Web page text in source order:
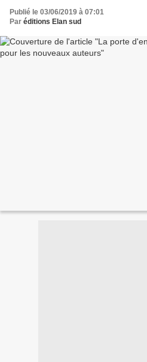
Publié le 03/06/2019 à 07:01
Par éditions Elan sud